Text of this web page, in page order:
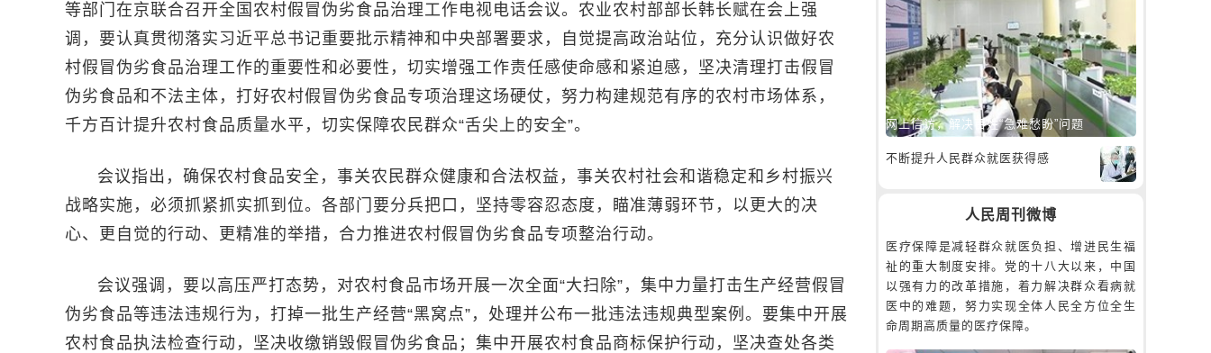
等部门在京联合召开全国农村假冒伪劣食品治理工作电视电话会议。农业农村部部长韩长赋在会上强
调，要认真贯彻落实习近平总书记重要批示精神和中央部署要求，自觉提高政治站位，充分认识做好农
村假冒伪劣食品治理工作的重要性和必要性，切实增强工作责任感使命感和紧迫感，坚决清理打击假冒
伪劣食品和不法主体，打好农村假冒伪劣食品专项治理这场硬仗，努力构建规范有序的农村市场体系，
千方百计提升农村食品质量水平，切实保障农民群众“舌尖上的安全”。
会议指出，确保农村食品安全，事关农民群众健康和合法权益，事关农村社会和谐稳定和乡村振兴
战略实施，必须抓紧抓实抓到位。各部门要分兵把口，坚持零容忍态度，瞄准薄弱环节，以更大的决
心、更自觉的行动、更精准的举措，合力推进农村假冒伪劣食品专项整治行动。
会议强调，要以高压严打态势，对农村食品市场开展一次全面“大扫除”，集中力量打击生产经营假冒
伪劣食品等违法违规行为，打掉一批生产经营“黑窝点”，处理并公布一批违法违规典型案例。要集中开展
农村食品执法检查行动，坚决收缴销毁假冒伪劣食品；集中开展农村食品商标保护行动，坚决查处各类
网上信访，解决百姓“急难愁盼”问题
不断提升人民群众就医获得感
人民周刊微博
医疗保障是减轻群众就医负担、增进民生福
祉的重大制度安排。党的十八大以来，中国
以强有力的改革措施，着力解决群众看病就
医中的难题，努力实现全体人民全方位全生
命周期高质量的医疗保障。